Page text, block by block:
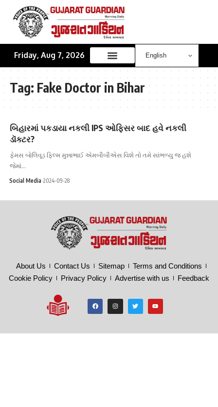
Friday, Aug 7, 2026
Tag: Fake Doctor in Bihar
બિહારમાં પકડાયા નકલી IPS ઓફિસર બાદ હવે નકલી
ડૉક્ટર?
ફેમસ બોલિવૂડ ફિલ્મ મુન્નાભાઈ એમબીબીએસ વિશે તો તમે સાંભળ્યુ જ હશે
જેમાં…
Social Media 2024-09-28
About Us Contact Us Sitemap
Terms and Conditions
Cookie Policy
Privacy Policy Advertise with us Feedback